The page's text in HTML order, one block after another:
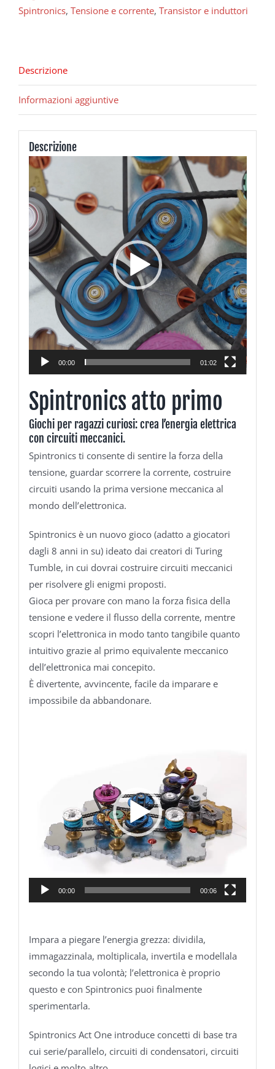
Spintronics, Tensione e corrente, Transistor e induttori
Descrizione
Informazioni aggiuntive
Descrizione
Video
Player
00:00 01:02
Spintronics atto primo
Giochi per ragazzi curiosi: crea l’energia elettrica
con circuiti meccanici.
Spintronics ti consente di sentire la forza della
tensione, guardar scorrere la corrente, costruire
circuiti usando la prima versione meccanica al
mondo dell’elettronica.
Spintronics è un nuovo gioco (adatto a giocatori
dagli 8 anni in su) ideato dai creatori di Turing
Tumble, in cui dovrai costruire circuiti meccanici
per risolvere gli enigmi proposti.
Gioca per provare con mano la forza fisica della
tensione e vedere il flusso della corrente, mentre
scopri l’elettronica in modo tanto tangibile quanto
intuitivo grazie al primo equivalente meccanico
dell’elettronica mai concepito.
È divertente, avvincente, facile da imparare e
impossibile da abbandonare.
00:00 00:06
Impara a piegare l’energia grezza: dividila,
immagazzinala, moltiplicala, invertila e modellala
secondo la tua volontà; l’elettronica è proprio
questo e con Spintronics puoi finalmente
sperimentarla.
Spintronics Act One introduce concetti di base tra
cui serie/parallelo, circuiti di condensatori, circuiti